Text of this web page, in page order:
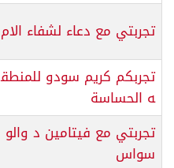
تجربتي مع دعاء لشفاء الام
تجربكم كريم سودو للمنطق
ه الحساسة
تجربتي مع فيتامين د والو
سواس